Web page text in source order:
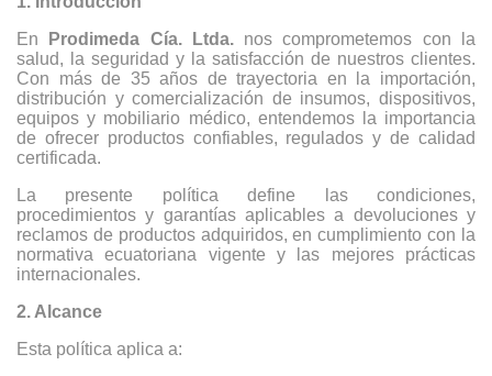
En
Prodimeda Cía. Ltda.nos comprometemos con la
salud, la seguridad y la satisfacción de nuestros clientes.
Con más de 35 años de trayectoria en la importación,
distribución y comercialización de insumos, dispositivos,
equipos y mobiliario médico, entendemos la importancia
de ofrecer productos confiables, regulados y de calidad
certificada.
La presente política define las condiciones,
procedimientos y garantías aplicables a devoluciones y
reclamos de productos adquiridos, en cumplimiento con la
normativa ecuatoriana vigente y las mejores prácticas
internacionales.
2. Alcance
Esta política aplica a: